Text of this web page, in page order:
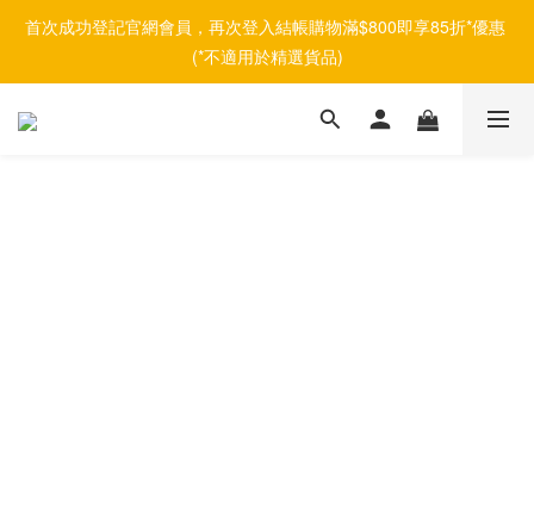
首次成功登記官網會員，再次登入結帳購物滿$800即享85折*優惠
(*不適用於精選貨品)